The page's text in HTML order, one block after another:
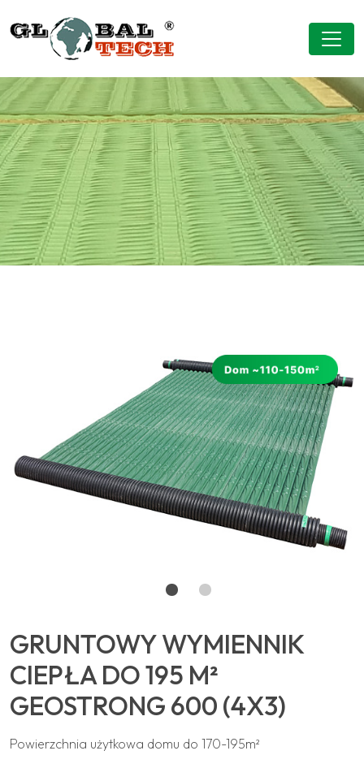
GRUNTOWY WYMIENNIK
CIEPŁA DO 195 M²
GEOSTRONG 600 (4X3)
Powierzchnia użytkowa domu do 170-195m²